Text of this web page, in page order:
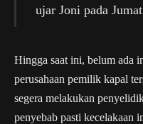
ujar Joni pada
Hingga saat ini, belum ada
perusahaan pemilik kapal
segera melakukan
penyebab pasti kecelakaan